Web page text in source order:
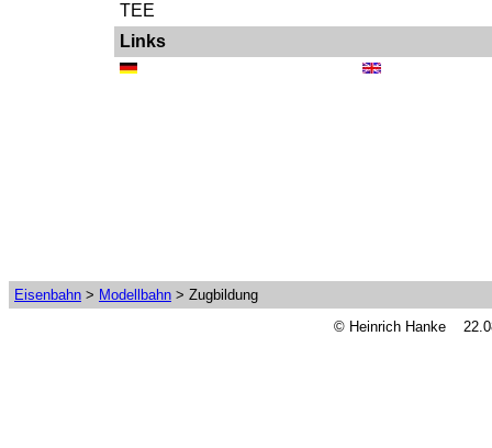
TEE
Links
Eisenbahn > Modellbahn > Zugbildung
© Heinrich Hanke